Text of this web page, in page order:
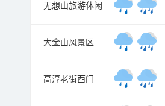
无想山旅游休闲度假区
大金山风景区
高淳老街西门